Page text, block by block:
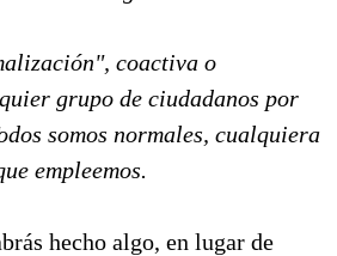
coactiva o
grupo de ciudadanos por
somos normales, cualquiera
empleemos.
hecho algo, en lugar de